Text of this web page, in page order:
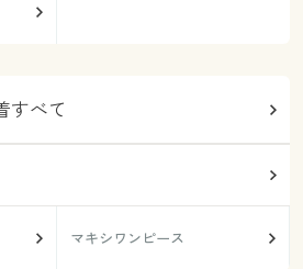
すべて
マキシワンピース